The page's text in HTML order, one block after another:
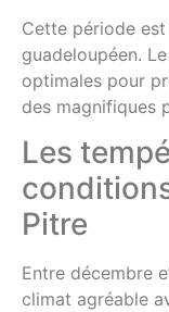
Cette période
guadeloupéen.
optimales pour
des magnifiques
Les
Pitre
Entre décembre
climat agréable